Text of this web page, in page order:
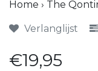
Home › The
Verlanglijst
€19,95